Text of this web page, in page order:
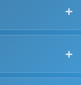
，雙數為陰。
。五行之間存在
日、時。